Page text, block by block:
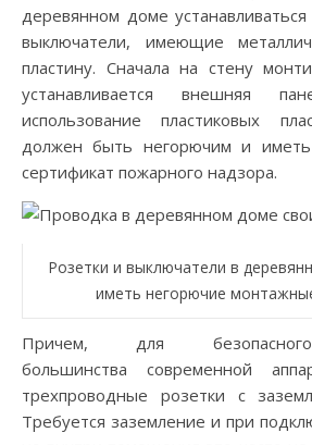
деревянном доме
выключатели, имеющие
пластину. Сначала на стену
устанавливается внешняя
использование пластиковых
должен быть негорючим и иметь
сертификат пожарного надзора.
Розетки и выключатели в
иметь негорючие
Причем, для
большинства современной
трехпроводные розетки с
Требуется заземление и при